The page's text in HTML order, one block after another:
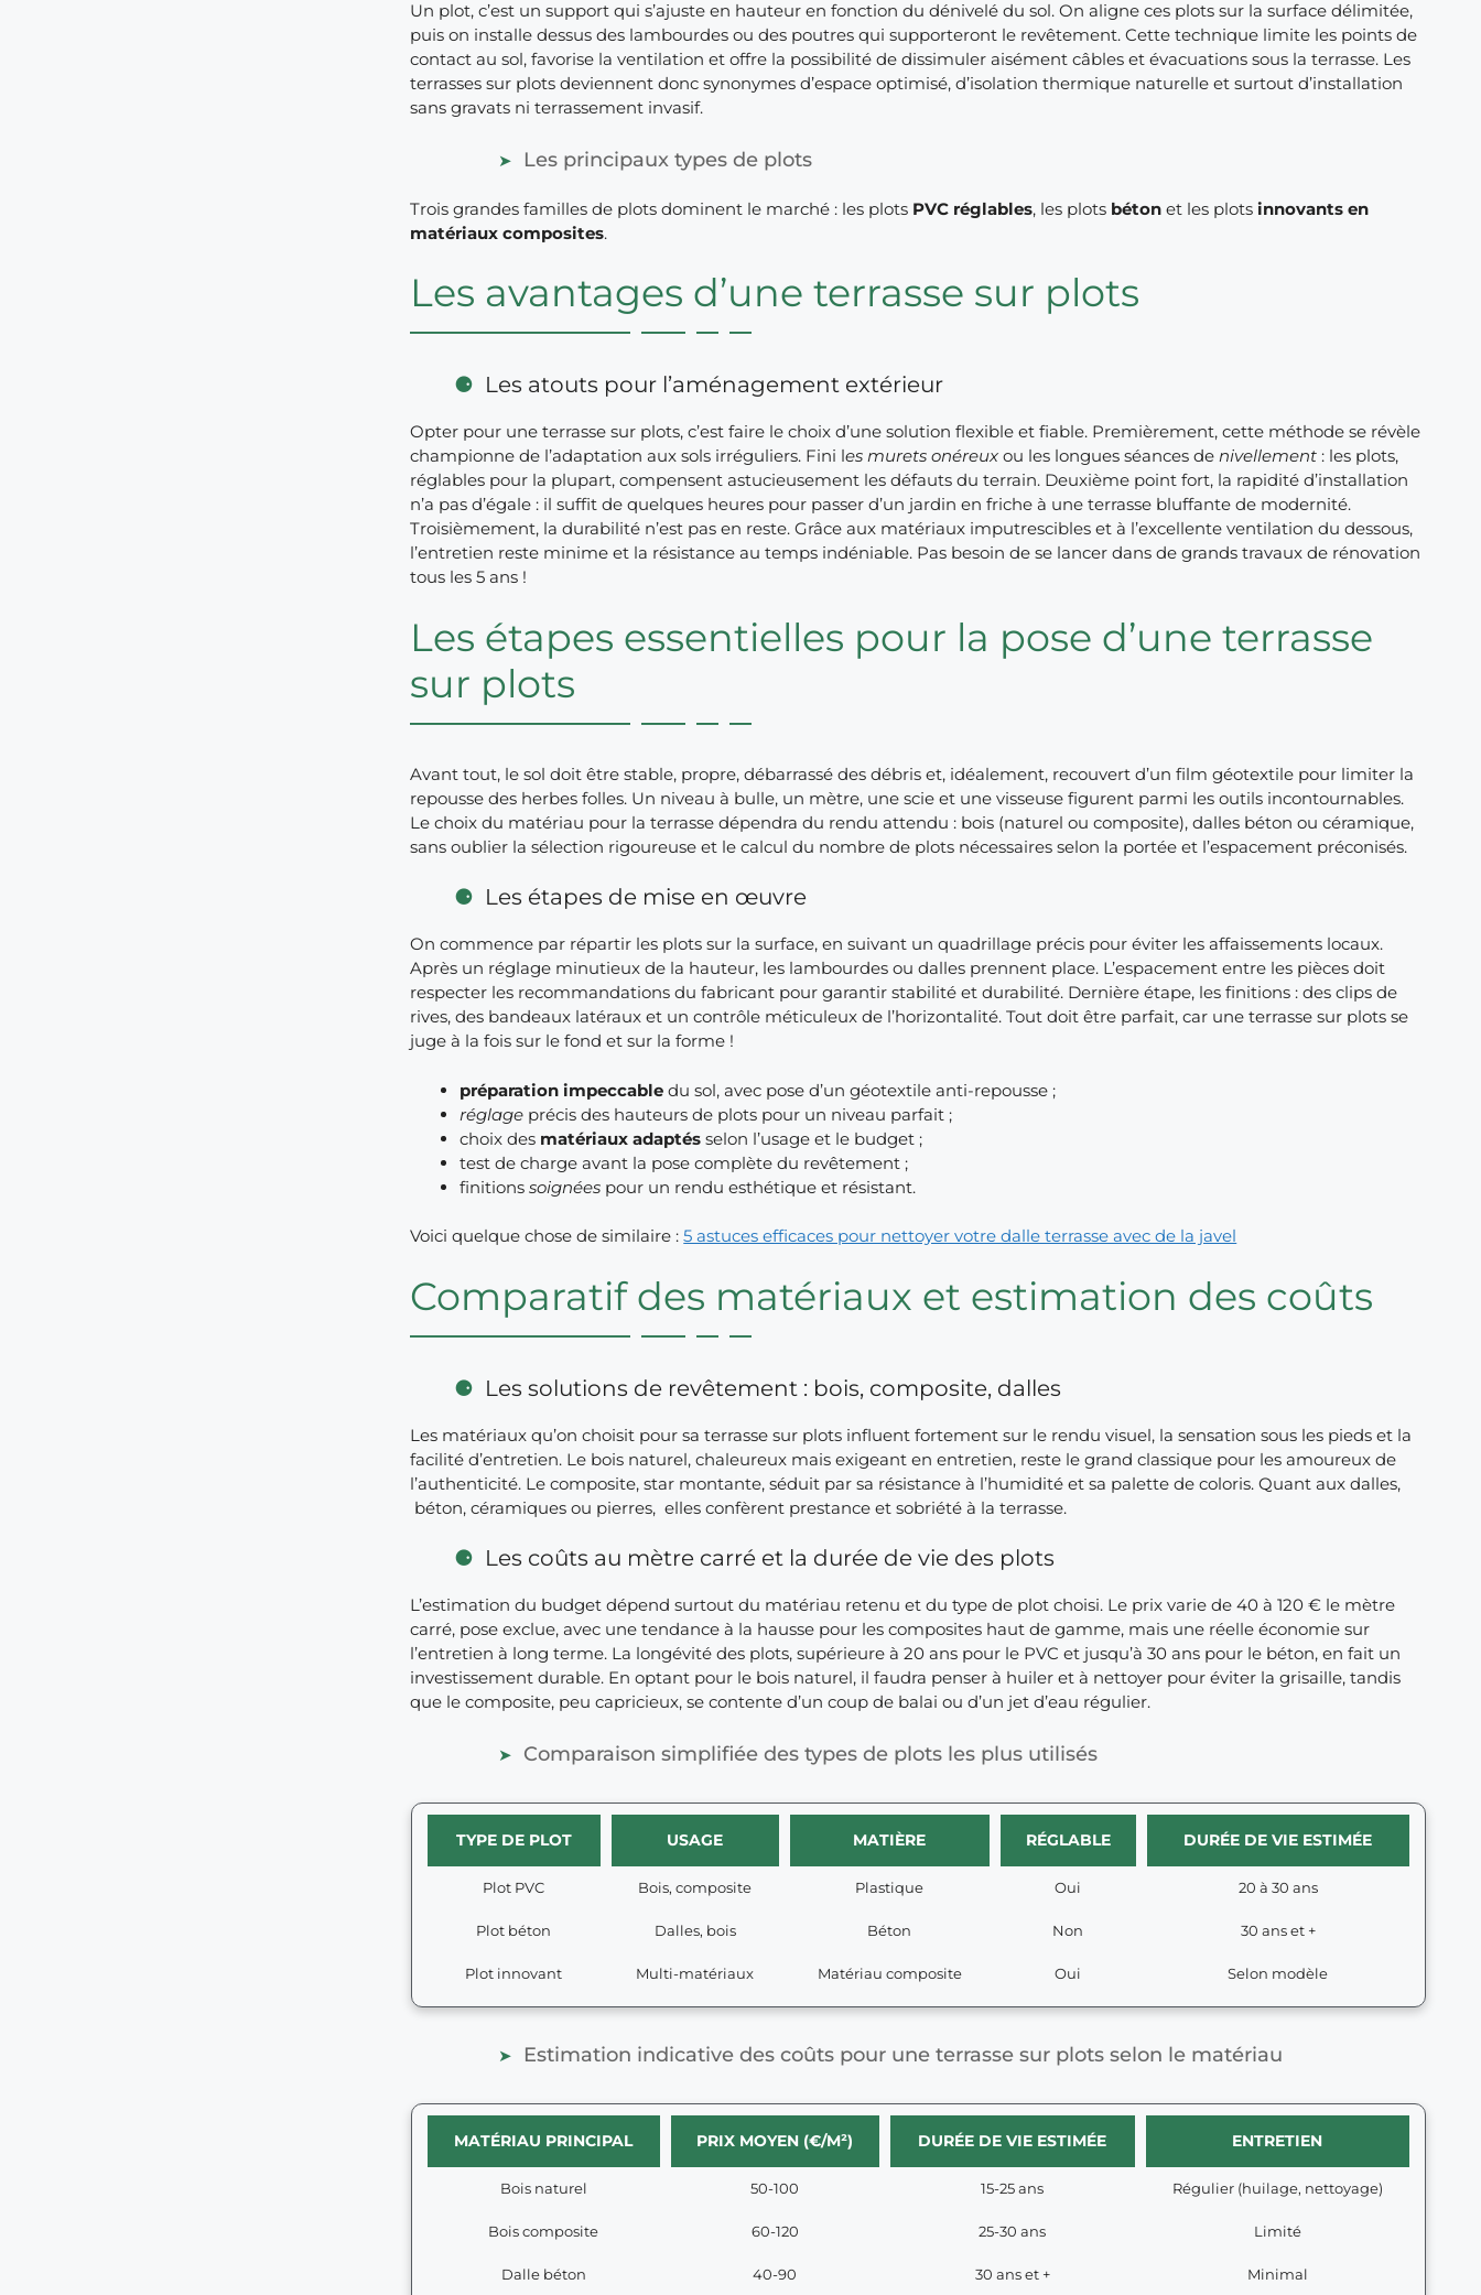
Un plot, c’est un support qui s’ajuste en hauteur en fonction du dénivelé du sol. On aligne ces plots sur la surface délimitée,
puis on installe dessus des lambourdes ou des poutres qui supporteront le revêtement. Cette technique limite les points de
contact au sol, favorise la ventilation et offre la possibilité de dissimuler aisément câbles et évacuations sous la terrasse. Les
terrasses sur plots deviennent donc synonymes d’espace optimisé, d’isolation thermique naturelle et surtout d’installation
sans gravats ni terrassement invasif.
Les principaux types de plots
Trois grandes familles de plots dominent le marché : les plots PVC réglables, les plots béton et les plotsinnovants en
matériaux composites.
Les avantages d’une terrasse sur plots
Les atouts pour l’aménagement extérieur
Opter pour une terrasse sur plots, c’est faire le choix d’une solution flexible et fiable. Premièrement, cette méthode se révèle
championne de l’adaptation aux sols irréguliers. Fini les murets onéreux ou les longues séances denivellement : les plots,
réglables pour la plupart, compensent astucieusement les défauts du terrain. Deuxième point fort, la rapidité d’installation
n’a pas d’égale : il suffit de quelques heures pour passer d’un jardin en friche à une terrasse bluffante de modernité.
Troisièmement, la durabilité n’est pas en reste. Grâce aux matériaux imputrescibles et à l’excellente ventilation du dessous,
l’entretien reste minime et la résistance au temps indéniable. Pas besoin de se lancer dans de grands travaux de rénovation
tous les 5 ans !
Les étapes essentielles pour la pose d’une terrasse
sur plots
Avant tout, le sol doit être stable, propre, débarrassé des débris et, idéalement, recouvert d’un film géotextile pour limiter la
repousse des herbes folles. Un niveau à bulle, un mètre, une scie et une visseuse figurent parmi les outils incontournables.
Le choix du matériau pour la terrasse dépendra du rendu attendu : bois (naturel ou composite), dalles béton ou céramique,
sans oublier la sélection rigoureuse et le calcul du nombre de plots nécessaires selon la portée et l’espacement préconisés.
Les étapes de mise en œuvre
On commence par répartir les plots sur la surface, en suivant un quadrillage précis pour éviter les affaissements locaux.
Après un réglage minutieux de la hauteur, les lambourdes ou dalles prennent place. L’espacement entre les pièces doit
respecter les recommandations du fabricant pour garantir stabilité et durabilité. Dernière étape, les finitions : des clips de
rives, des bandeaux latéraux et un contrôle méticuleux de l’horizontalité. Tout doit être parfait, car une terrasse sur plots se
juge à la fois sur le fond et sur la forme !
préparation impeccable du sol, avec pose d’un géotextile anti-repousse ;
réglage précis des hauteurs de plots pour un niveau parfait ;
choix des matériaux adaptés selon l’usage et le budget ;
test de charge avant la pose complète du revêtement ;
finitionssoignées pour un rendu esthétique et résistant.
Voici quelque chose de similaire :5 astuces efficaces pour nettoyer votre dalle terrasse avec de la javel
Comparatif des matériaux et estimation des coûts
Les solutions de revêtement : bois, composite, dalles
Les matériaux qu’on choisit pour sa terrasse sur plots influent fortement sur le rendu visuel, la sensation sous les pieds et la
facilité d’entretien. Le bois naturel, chaleureux mais exigeant en entretien, reste le grand classique pour les amoureux de
l’authenticité. Le composite, star montante, séduit par sa résistance à l’humidité et sa palette de coloris. Quant aux dalles,
béton, céramiques ou pierres, elles confèrent prestance et sobriété à la terrasse.
Les coûts au mètre carré et la durée de vie des plots
L’estimation du budget dépend surtout du matériau retenu et du type de plot choisi. Le prix varie de 40 à 120 € le mètre
carré, pose exclue, avec une tendance à la hausse pour les composites haut de gamme, mais une réelle économie sur
l’entretien à long terme. La longévité des plots, supérieure à 20 ans pour le PVC et jusqu’à 30 ans pour le béton, en fait un
investissement durable. En optant pour le bois naturel, il faudra penser à huiler et à nettoyer pour éviter la grisaille, tandis
que le composite, peu capricieux, se contente d’un coup de balai ou d’un jet d’eau régulier.
Comparaison simplifiée des types de plots les plus utilisés
TYPE DE PLOT USAGE MATIÈRE RÉGLABLE DURÉE DE VIE ESTIMÉE
Plot PVC Bois, composite Plastique Oui 20 à 30 ans
Plot béton Dalles, bois Béton Non 30 ans et +
Plot innovant Multi-matériaux Matériau composite Oui Selon modèle
Estimation indicative des coûts pour une terrasse sur plots selon le matériau
MATÉRIAU PRINCIPAL PRIX MOYEN (€/M²) DURÉE DE VIE ESTIMÉE ENTRETIEN
Bois naturel 50-100 15-25 ans Régulier (huilage, nettoyage)
Bois composite 60-120 25-30 ans Limité
Dalle béton 40-90 30 ans et + Minimal